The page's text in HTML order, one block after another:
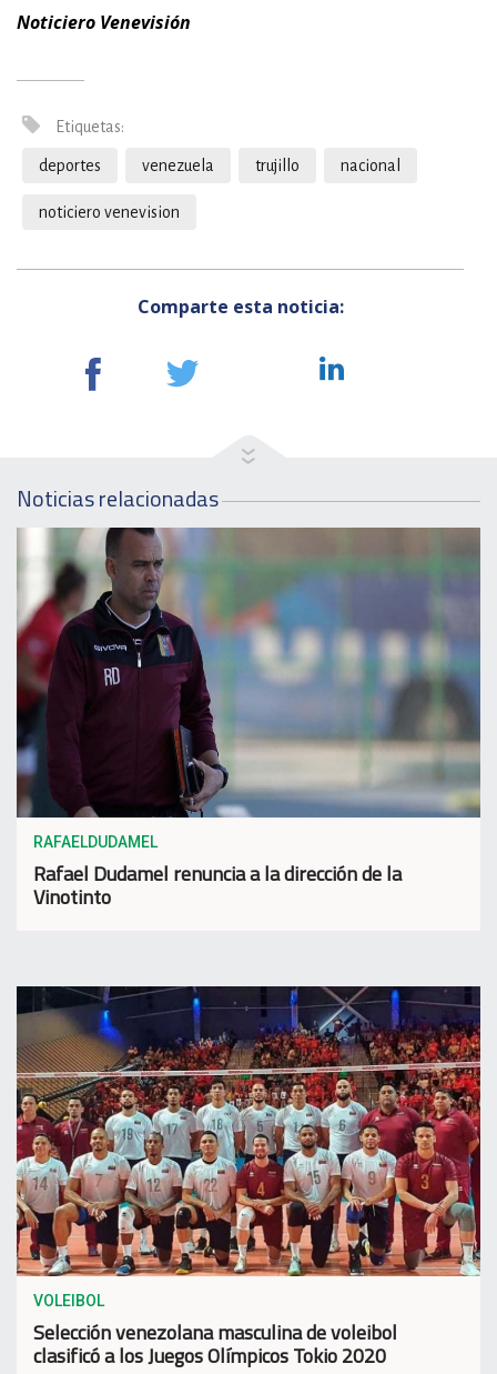
Noticiero Venevisión
Etiquetas:
deportes venezuela trujillo nacional
noticiero venevision
Comparte esta noticia:
Noticias relacionadas
RAFAELDUDAMEL
Rafael Dudamel renuncia a la dirección de la
Vinotinto
VOLEIBOL
Selección venezolana masculina de voleibol
clasificó a los Juegos Olímpicos Tokio 2020